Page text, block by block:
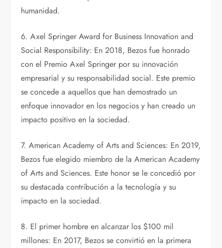
humanidad.
6. Axel Springer Award for Business Innovation and
Social Responsibility: En 2018, Bezos fue honrado
con el Premio Axel Springer por su innovación
empresarial y su responsabilidad social. Este premio
se concede a aquellos que han demostrado un
enfoque innovador en los negocios y han creado un
impacto positivo en la sociedad.
7. American Academy of Arts and Sciences: En 2019,
Bezos fue elegido miembro de la American Academy
of Arts and Sciences. Este honor se le concedió por
su destacada contribución a la tecnología y su
impacto en la sociedad.
8. El primer hombre en alcanzar los $100 mil
millones: En 2017, Bezos se convirtió en la primera